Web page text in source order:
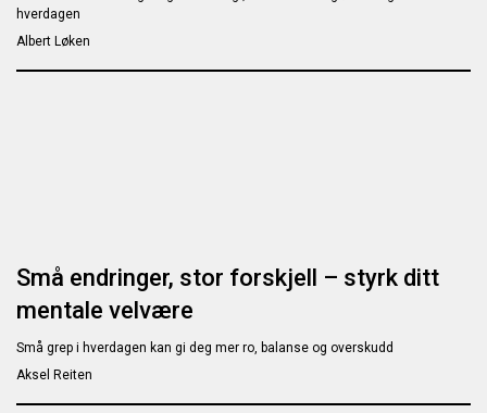
hverdagen
Albert Løken
Små endringer, stor forskjell – styrk ditt
mentale velvære
Små grep i hverdagen kan gi deg mer ro, balanse og overskudd
Aksel Reiten